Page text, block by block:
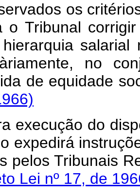
os
o Tribunal
salarial
no
de
execução do
expedirá
pelos
Lei nº 17, de